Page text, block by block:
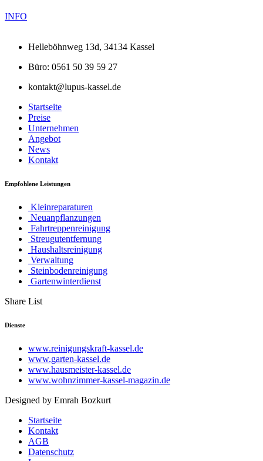
INFO
Helleböhnweg 13d, 34134 Kassel
Büro: 0561 50 39 59 27
kontakt@lupus-kassel.de
Startseite
Preise
Unternehmen
Angebot
News
Kontakt
Empfohlene Leistungen
Kleinreparaturen
Neuanpflanzungen
Fahrtreppenreinigung
Streugutentfernung
Haushaltsreinigung
Verwaltung
Steinbodenreinigung
Gartenwinterdienst
Share List
Dienste
www.reinigungskraft-kassel.de
www.garten-kassel.de
www.hausmeister-kassel.de
www.wohnzimmer-kassel-magazin.de
Designed by Emrah Bozkurt
Startseite
Kontakt
AGB
Datenschutz